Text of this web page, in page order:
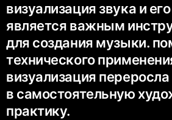
визуализация звука и
является важным
для создания музыки.
технического
визуализация переросла
в самостоятельную
практику.